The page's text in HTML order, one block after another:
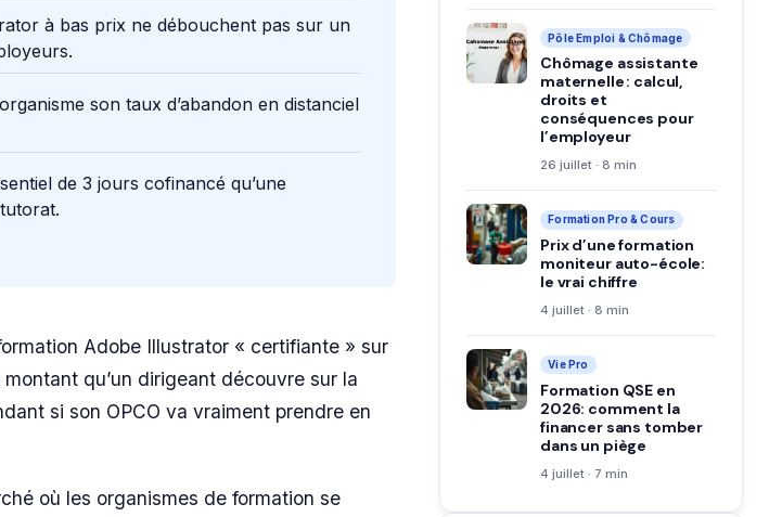
à bas prix ne débouchent pas sur un
son taux d’abandon en distanciel
de 3 jours cofinancé qu’une
Adobe Illustrator « certifiante » sur
qu’un dirigeant découvre sur la
si son OPCO va vraiment prendre en
où les organismes de formation se
Pôle Emploi & Chômage
Chômage assistante
maternelle : calcul,
droits et
conséquences pour
l’employeur
26 juillet · 8 min
Formation Pro & Cours
Prix d’une formation
moniteur auto-école:
le vrai chiffre
4 juillet · 8 min
Vie Pro
Formation QSE en
2026: comment la
financer sans tomber
dans un piège
4 juillet · 7 min